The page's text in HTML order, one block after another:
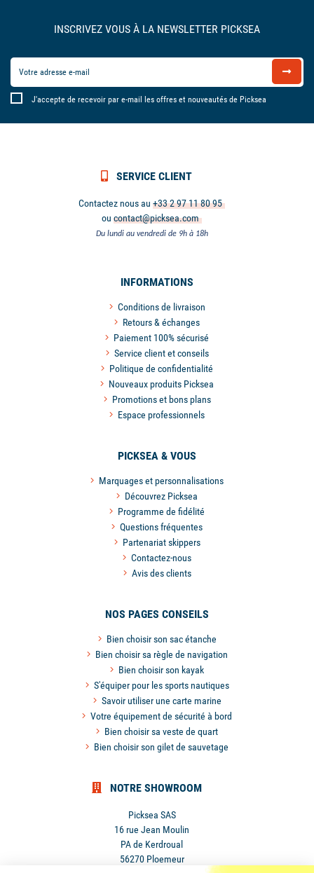
INSCRIVEZ VOUS À LA NEWSLETTER PICKSEA
J'accepte de recevoir par e-mail les offres et nouveautés de Picksea
SERVICE CLIENT
Contactez nous au +33 2 97 11 80 95
ou contact@picksea.com
Du lundi au vendredi de 9h à 18h
INFORMATIONS
Conditions de livraison
Retours & échanges
Paiement 100% sécurisé
Service client et conseils
Politique de confidentialité
Nouveaux produits Picksea
Promotions et bons plans
Espace professionnels
PICKSEA & VOUS
Marquages et personnalisations
Découvrez Picksea
Programme de fidélité
Questions fréquentes
Partenariat skippers
Contactez-nous
Avis des clients
NOS PAGES CONSEILS
Bien choisir son sac étanche
Bien choisir sa règle de navigation
Bien choisir son kayak
S'équiper pour les sports nautiques
Savoir utiliser une carte marine
Votre équipement de sécurité à bord
Bien choisir sa veste de quart
Bien choisir son gilet de sauvetage
NOTRE SHOWROOM
Picksea SAS
16 rue Jean Moulin
PA de Kerdroual
56270 Ploemeur